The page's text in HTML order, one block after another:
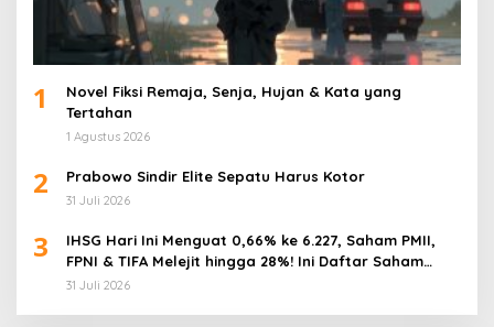
1
Novel Fiksi Remaja, Senja, Hujan & Kata yang
Tertahan
1 Agustus 2026
2 Prabowo Sindir Elite Sepatu Harus Kotor
31 Juli 2026
3
IHSG Hari Ini Menguat 0,66% ke 6.227, Saham PMII,
FPNI & TIFA Melejit hingga 28%! Ini Daftar Saham
Paling Cuan & Volume Tertinggi 31 Juli 2026
31 Juli 2026